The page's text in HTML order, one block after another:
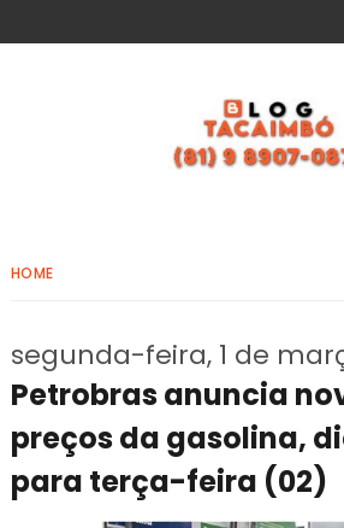
HOME
segunda-feira, 1 de
Petrobras anuncia
preços da gasolina,
para terça-feira (02)